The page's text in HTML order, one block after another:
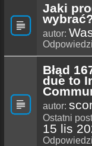
Jaki
autor:
Błąd
due to
autor:
Ostatni
15 lis